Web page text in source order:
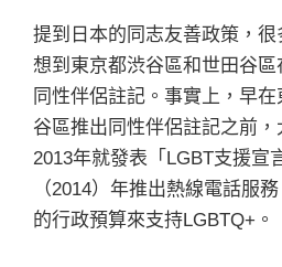
提到日本的同志友善政策，
想到東京都渋谷區和世田谷
同性伴侶註記。事實上，早
谷區推出同性伴侶註記之前
2013年就發表「LGBT支援宣
（2014）年推出熱線電話服
的行政預算來支持LGBTQ+。